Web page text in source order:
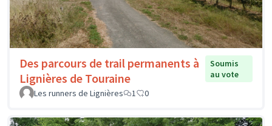
Des parcours de trail permanents à
Lignières de Touraine
Soumis
au vote
Les runners de Lignières
1 0